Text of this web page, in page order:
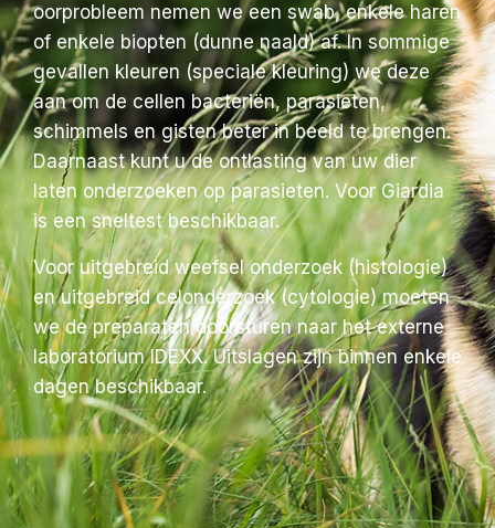
oorprobleem nemen we een swab, enkele haren
of enkele biopten (dunne naald) af. In sommige
gevallen kleuren (speciale kleuring) we deze
aan om de cellen bacteriën, parasieten,
schimmels en gisten beter in beeld te brengen.
Daarnaast kunt u de ontlasting van uw dier
laten onderzoeken op parasieten. Voor Giardia
is een sneltest beschikbaar.
Voor uitgebreid weefsel onderzoek (histologie)
en uitgebreid celonderzoek (cytologie) moeten
we de preparaten doorsturen naar het externe
laboratorium IDEXX. Uitslagen zijn binnen enkele
dagen beschikbaar.